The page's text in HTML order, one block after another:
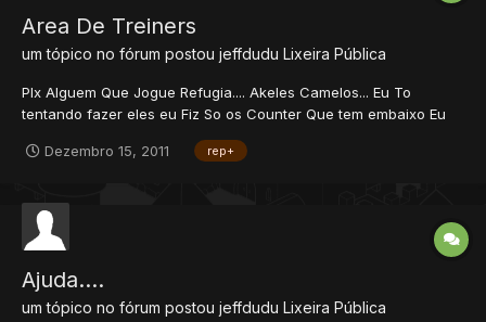
Area De Treiners
um tópico no fórum postou jeffdudu Lixeira Pública
Plx Alguem Que Jogue Refugia.... Akeles Camelos... Eu To
tentando fazer eles eu Fiz So os Counter Que tem embaixo Eu
Fica em cima Que Si Chama Wooden Archway Agradeço.... Si n
Dezembro 15, 2011 rep+
Ajuda....
um tópico no fórum postou jeffdudu Lixeira Pública